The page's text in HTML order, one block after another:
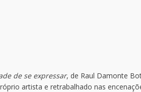
de se expressar, de Raul Damonte
artista e retrabalhado nas